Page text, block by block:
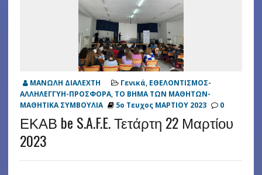
ΜΑΝΩΛΗ ΔΙΑΛΕΧΤΗ Γενικά, ΕΘΕΛΟΝΤΙΣΜΟΣ-
ΑΛΛΗΛΕΓΓΥΗ-ΠΡΟΣΦΟΡΑ, ΤΟ ΒΗΜΑ ΤΩΝ ΜΑΘΗΤΩΝ-
ΜΑΘΗΤΙΚΑ ΣΥΜΒΟΥΛΙΑ
5ο Τευχος ΜΑΡΤΙΟΥ 2023 0
ΕΚΑΒ be S.A.F.E. Τετάρτη 22 Μαρτίου
2023